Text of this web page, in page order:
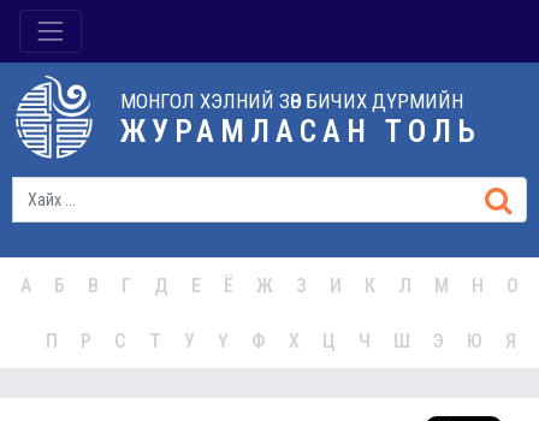
МОНГОЛ ХЭЛНИЙ ЗӨВ БИЧИХ ДҮРМИЙН
ЖУРАМЛАСАН ТОЛЬ
А Б В Г Д Е Ё Ж З И К Л М Н О
П Р С Т У Ү Ф Х Ц Ч Ш Э Ю Я